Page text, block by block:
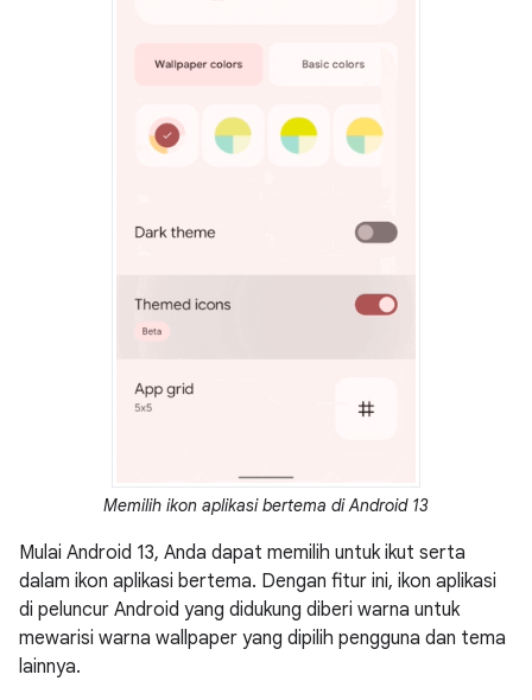
Memilih ikon aplikasi bertema di Android 13
Mulai Android 13, Anda dapat memilih untuk ikut serta
dalam ikon aplikasi bertema. Dengan fitur ini, ikon aplikasi
di peluncur Android yang didukung diberi warna untuk
mewarisi warna wallpaper yang dipilih pengguna dan tema
lainnya.